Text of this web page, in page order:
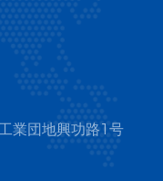
業団地興功路1号